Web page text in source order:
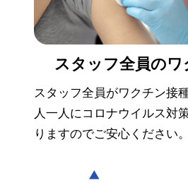
スタッフ全員のワ
スタッフ全員がワクチン接
人一人にコロナウイルス対
りますのでご安心ください。